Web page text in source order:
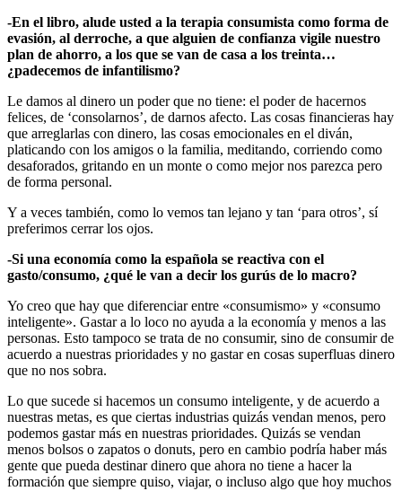
-En el libro, alude usted a la terapia consumista como forma de
evasión, al derroche, a que alguien de confianza vigile nuestro
plan de ahorro, a los que se van de casa a los treinta…
¿padecemos de infantilismo?
Le damos al dinero un poder que no tiene: el poder de hacernos
felices, de ‘consolarnos’, de darnos afecto. Las cosas financieras hay
que arreglarlas con dinero, las cosas emocionales en el diván,
platicando con los amigos o la familia, meditando, corriendo como
desaforados, gritando en un monte o como mejor nos parezca pero
de forma personal.
Y a veces también, como lo vemos tan lejano y tan ‘para otros’, sí
preferimos cerrar los ojos.
-Si una economía como la española se reactiva con el
gasto/consumo, ¿qué le van a decir los gurús de lo macro?
Yo creo que hay que diferenciar entre «consumismo» y «consumo
inteligente». Gastar a lo loco no ayuda a la economía y menos a las
personas. Esto tampoco se trata de no consumir, sino de consumir de
acuerdo a nuestras prioridades y no gastar en cosas superfluas dinero
que no nos sobra.
Lo que sucede si hacemos un consumo inteligente, y de acuerdo a
nuestras metas, es que ciertas industrias quizás vendan menos, pero
podemos gastar más en nuestras prioridades. Quizás se vendan
menos bolsos o zapatos o donuts, pero en cambio podría haber más
gente que pueda destinar dinero que ahora no tiene a hacer la
formación que siempre quiso, viajar, o incluso algo que hoy muchos